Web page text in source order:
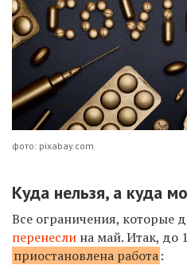
фото: pixabay.com
Куда нельзя, а куда
Все ограничения, которые
перенесли на май. Итак, до
приостановлена работа: